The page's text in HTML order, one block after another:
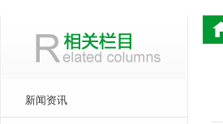
新闻资讯